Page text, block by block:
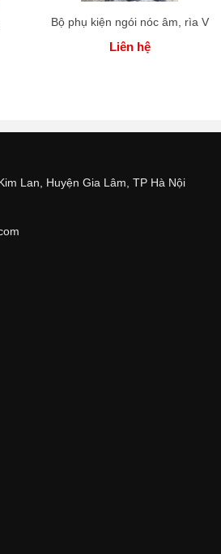
Bộ phụ kiện ngói nóc âm, rìa V
Liên hệ
Lan, Huyện Gia Lâm, TP Hà Nội